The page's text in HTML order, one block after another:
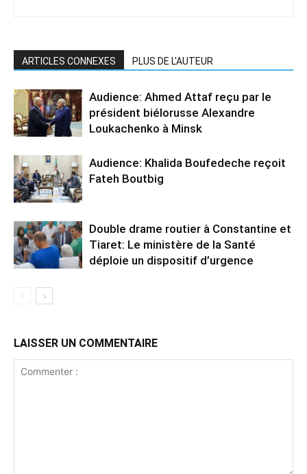
ARTICLES CONNEXES PLUS DE L'AUTEUR
Audience: Ahmed Attaf reçu par le
président biélorusse Alexandre
Loukachenko à Minsk
Audience: Khalida Boufedeche reçoit
Fateh Boutbig
Double drame routier à Constantine et
Tiaret: Le ministère de la Santé
déploie un dispositif d’urgence
LAISSER UN COMMENTAIRE